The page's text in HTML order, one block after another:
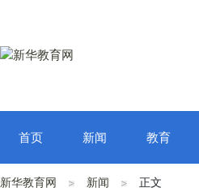
首页 新闻 教育
新华教育网 新闻 正文